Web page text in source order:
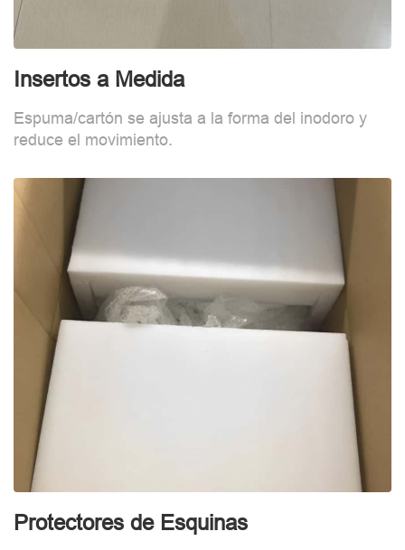
Insertos a Medida
Espuma/cartón se ajusta a la forma del inodoro y
reduce el movimiento.
Protectores de Esquinas